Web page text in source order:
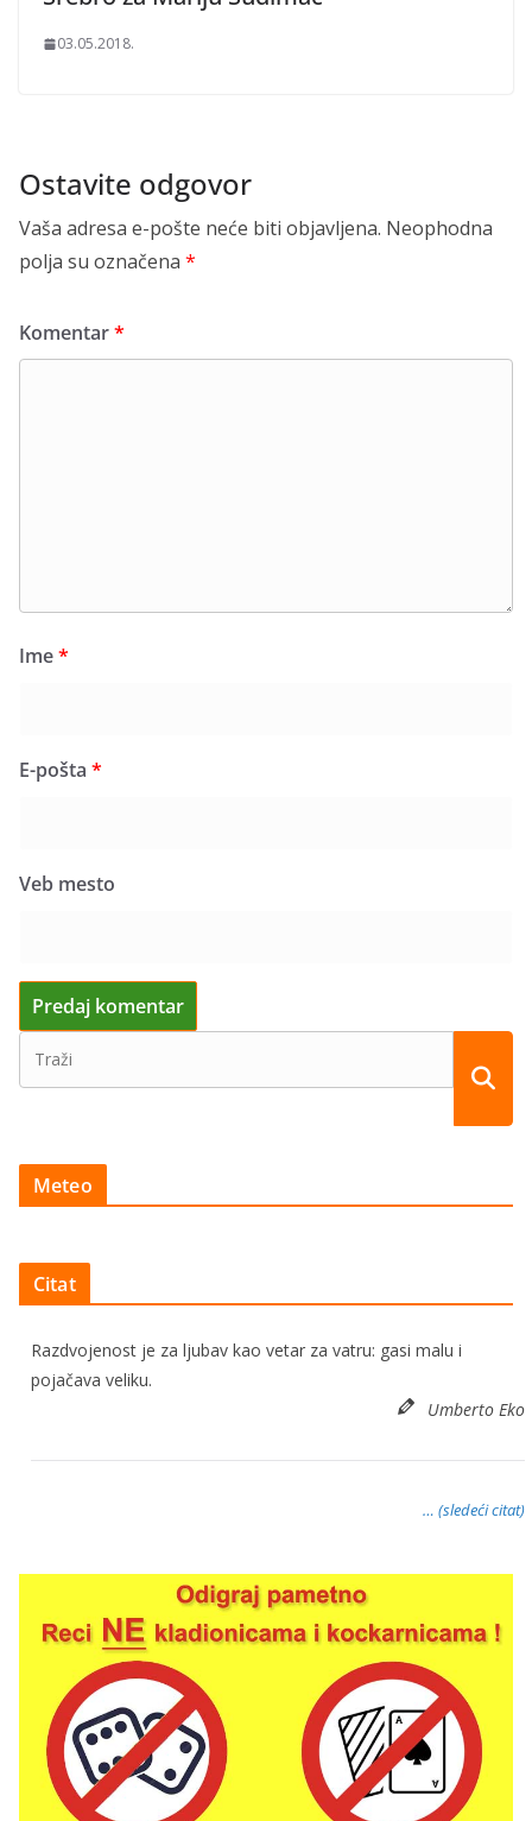
03.05.2018.
Ostavite odgovor
Vaša adresa e-pošte neće biti objavljena. Neophodna
polja su označena *
Komentar*
Ime*
E-pošta *
Veb mesto
Meteo
Citat
Razdvojenost je za ljubav kao vetar za vatru: gasi malu i
pojačava veliku.
Umberto Eko
… (sledeći citat)